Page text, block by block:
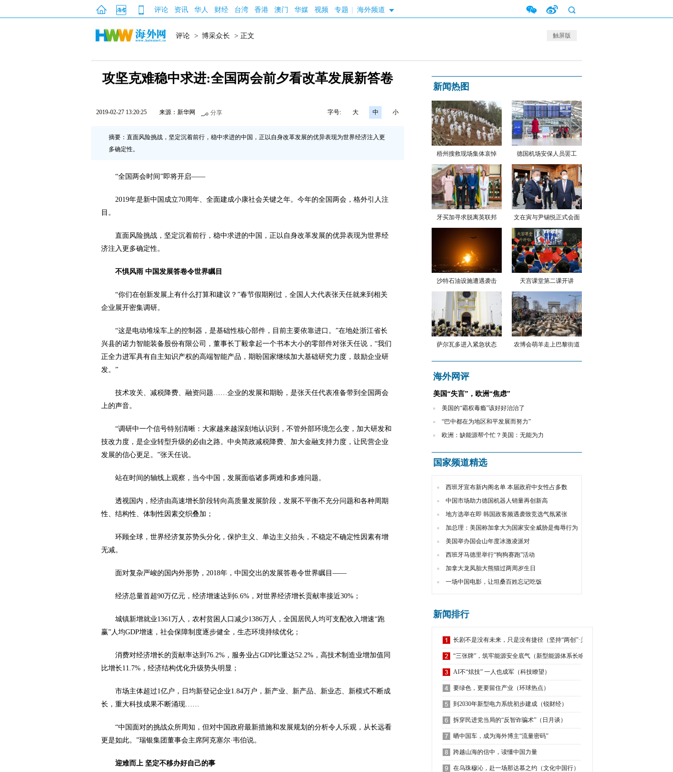
评论 资讯 华人 财经 台湾 香港 澳门 华媒 视频 专题 海外频道
触屏版
评论 > 博采众长 > 正文
攻坚克难稳中求进:全国两会前夕看改革发展新答卷
2019-02-27 13:20:25 来源：新华网 分享 字号: 大 中 小
摘要：直面风险挑战，坚定沉着前行，稳中求进的中国，正以自身改革发展的优异表现为世界经济注入更
多确定性。
“全国两会时间”即将开启——
2019年是新中国成立70周年、全面建成小康社会关键之年。今年的全国两会，格外引人注
目。
直面风险挑战，坚定沉着前行，稳中求进的中国，正以自身改革发展的优异表现为世界经
济注入更多确定性。
不惧风雨 中国发展答卷令世界瞩目
“你们在创新发展上有什么打算和建议？”春节假期刚过，全国人大代表张天任就来到相关
企业展开密集调研。
“这是电动堆垛车上的控制器，是基础性核心部件，目前主要依靠进口。”在地处浙江省长
兴县的诺力智能装备股份有限公司，董事长丁毅拿起一个书本大小的零部件对张天任说，“我们
正全力进军具有自主知识产权的高端智能产品，期盼国家继续加大基础研究力度，鼓励企业研
发。”
技术攻关、减税降费、融资问题……企业的发展和期盼，是张天任代表准备带到全国两会
上的声音。
“调研中一个信号特别清晰：大家越来越深刻地认识到，不管外部环境怎么变，加大研发和
技改力度，是企业转型升级的必由之路。中央简政减税降费、加大金融支持力度，让民营企业
发展的信心更足。”张天任说。
站在时间的轴线上观察，当今中国，发展面临诸多两难和多难问题。
透视国内，经济由高速增长阶段转向高质量发展阶段，发展不平衡不充分问题和各种周期
性、结构性、体制性因素交织叠加；
环顾全球，世界经济复苏势头分化，保护主义、单边主义抬头，不稳定不确定性因素有增
无减。
面对复杂严峻的国内外形势，2018年，中国交出的发展答卷令世界瞩目——
经济总量首超90万亿元，经济增速达到6.6%，对世界经济增长贡献率接近30%；
城镇新增就业1361万人，农村贫困人口减少1386万人，全国居民人均可支配收入增速“跑
赢”人均GDP增速，社会保障制度逐步健全，生态环境持续优化；
消费对经济增长的贡献率达到76.2%，服务业占GDP比重达52.2%，高技术制造业增加值同
比增长11.7%，经济结构优化升级势头明显；
市场主体超过1亿户，日均新登记企业1.84万户，新产业、新产品、新业态、新模式不断成
长，重大科技成果不断涌现……
“中国面对的挑战众所周知，但对中国政府最新措施和发展规划的分析令人乐观，从长远看
更是如此。”瑞银集团董事会主席阿克塞尔·韦伯说。
迎难而上 坚定不移办好自己的事
新闻热图
梧州搜救现场集体哀悼 德国机场安保人员罢工
牙买加寻求脱离英联邦 文在寅与尹锡悦正式会面
沙特石油设施遭遇袭击 天宫课堂第二课开讲
萨尔瓦多进入紧急状态 农博会萌羊走上巴黎街道
海外网评
美国“失言”，欧洲“焦虑”
美国的“霸权毒瘾”该好好治治了
“巴中都在为地区和平发展而努力”
欧洲：缺能源帮个忙？美国：无能为力
国家频道精选
西班牙宣布新内阁名单 本届政府中女性占多数
中国市场助力德国机器人销量再创新高
地方选举在即 韩国政客频遇袭致竞选气氛紧张
加总理：美国称加拿大为国家安全威胁是侮辱行为
美国举办国会山年度冰激凌派对
西班牙马德里举行“狗狗赛跑”活动
加拿大龙凤胎大熊猫过两周岁生日
一场中国电影，让坦桑百姓忘记吃饭
新闻排行
长剧不是没有未来，只是没有捷径（坚持“两创”·关注新大众文艺）
“三张牌”，筑牢能源安全底气（新型能源体系长啥样？①）
AI不“炫技” 一人也成军（科技瞭望）
要绿色，更要留住产业（环球热点）
到2030年新型电力系统初步建成（锐财经）
拆穿民进党当局的“反智诈骗术”（日月谈）
晒中国车，成为海外博主“流量密码”
跨越山海的信中，读懂中国力量
在乌珠穆沁，赴一场那达慕之约（文化中国行）